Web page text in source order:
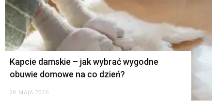
Kapcie damskie – jak wybrać wygodne
obuwie domowe na co dzień?
28 MAJA 2026